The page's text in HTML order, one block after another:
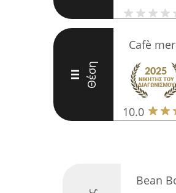
III Θέση
Cafè
10.0
Bean